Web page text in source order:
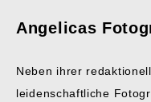
Angelicas
Neben ihrer
leidenschaftliche